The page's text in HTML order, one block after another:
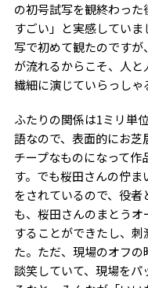
の初号試写を観終わっ
すごい」と実感してい
写で初めて観たのです
が流れるからこそ、人
繊細に演じていらっしゃ
ふたりの関係は1ミリ単
語なので、表面的にお芝
チープなものになって
す。でも桜田さんの佇
をされているので、役
も、桜田さんのまとう
することができたし、
た。ただ、現場のオフ
談笑していて、現場を